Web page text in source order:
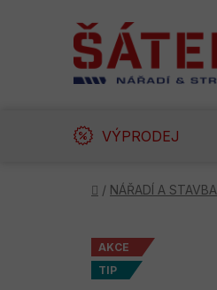
VÝPRODEJ
Domů
/ NÁŘADÍ A STAVBA
AKCE
TIP